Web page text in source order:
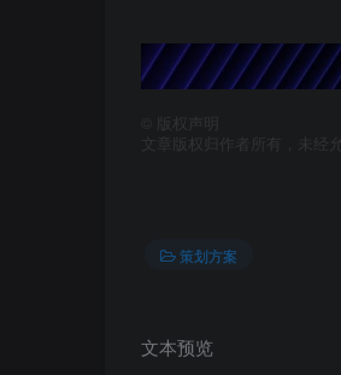
版权声明
文章版权归作者所有，未经
策划方案
文本预览